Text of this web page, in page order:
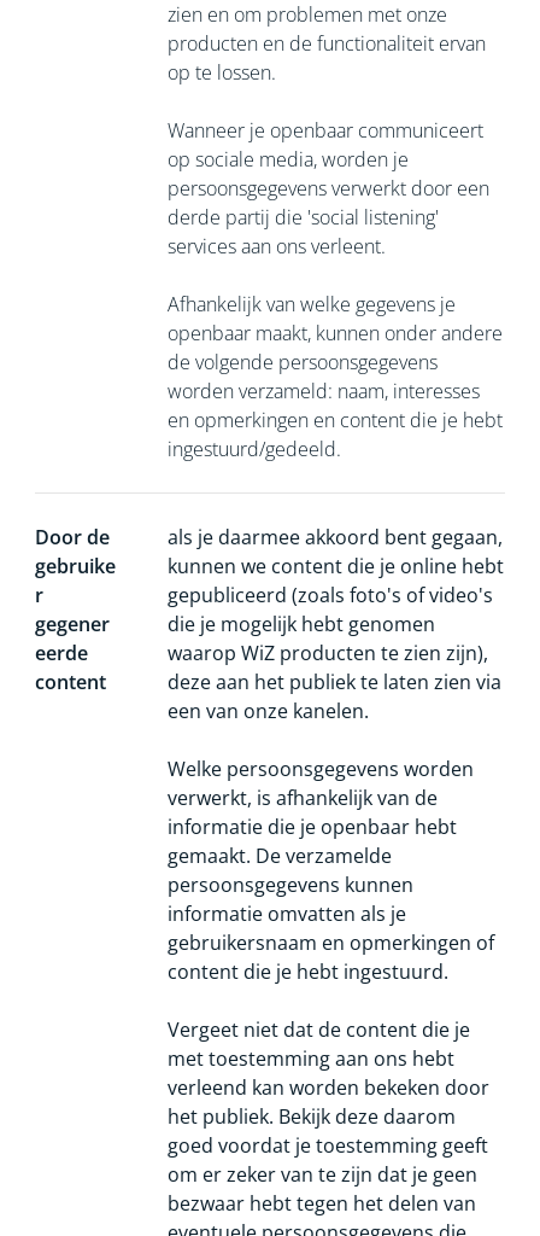
zien en om problemen met onze
producten en de functionaliteit ervan
op te lossen.
Wanneer je openbaar communiceert
op sociale media, worden je
persoonsgegevens verwerkt door een
derde partij die 'social listening'
services aan ons verleent.
Afhankelijk van welke gegevens je
openbaar maakt, kunnen onder andere
de volgende persoonsgegevens
worden verzameld: naam, interesses
en opmerkingen en content die je hebt
ingestuurd/gedeeld.
Door de
gebruike
r
gegener
eerde
content
als je daarmee akkoord bent gegaan,
kunnen we content die je online hebt
gepubliceerd (zoals foto's of video's
die je mogelijk hebt genomen
waarop WiZ producten te zien zijn),
deze aan het publiek te laten zien via
een van onze kanelen.
Welke persoonsgegevens worden
verwerkt, is afhankelijk van de
informatie die je openbaar hebt
gemaakt. De verzamelde
persoonsgegevens kunnen
informatie omvatten als je
gebruikersnaam en opmerkingen of
content die je hebt ingestuurd.
Vergeet niet dat de content die je
met toestemming aan ons hebt
verleend kan worden bekeken door
het publiek. Bekijk deze daarom
goed voordat je toestemming geeft
om er zeker van te zijn dat je geen
bezwaar hebt tegen het delen van